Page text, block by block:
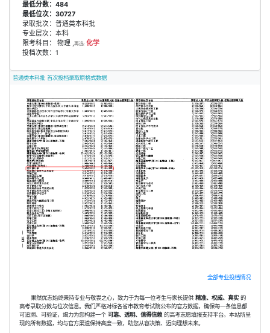
最低分数：484
最低位次：30727
录取批次：普通类本科批
专业层次：本科
限考科目： 物理 ,再选: 化学
投档次数：1
普通类本科批 首次投档录取原格式数据
全部专业投档情况
果然优志始终秉持专业与敬畏之心，致力于为每一位考生与家长提供 精准、权威、真实的
高考录取分数与位次信息。我们严格对标各省市教育考试院公布的官方数据，确保每一条信息都
可追溯、可验证，竭力为您构建一个 可靠、透明、值得信赖 的高考志愿填报支持平台。本站所呈
现的所有数据，均与官方渠道保持高度一致，助您从容决策、迈向理想未来。